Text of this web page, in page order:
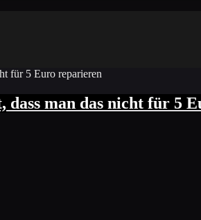
dass man das nicht für 5